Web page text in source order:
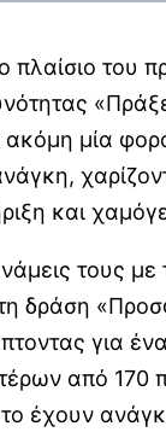
πλαίσιο του
ακόμη μία
και
τους με
δράση
για
από 170
το έχουν